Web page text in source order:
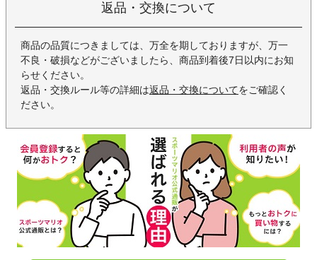
返品・交換について
商品の品質につきましては、万全を期しておりますが、万一
不良・破損などがございましたら、商品到着後7日以内にお知
らせください。
返品・交換ルール等の詳細は返品・交換についてをご確認く
ださい。